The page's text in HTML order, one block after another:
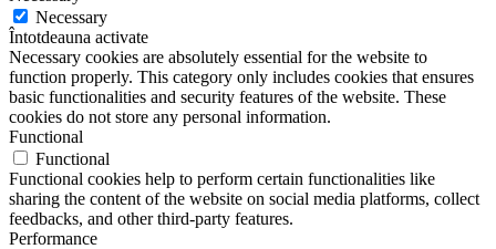
Necessary
Întotdeauna activate
Necessary cookies are absolutely essential for the website to
function properly. This category only includes cookies that ensures
basic functionalities and security features of the website. These
cookies do not store any personal information.
Functional
Functional
Functional cookies help to perform certain functionalities like
sharing the content of the website on social media platforms, collect
feedbacks, and other third-party features.
Performance